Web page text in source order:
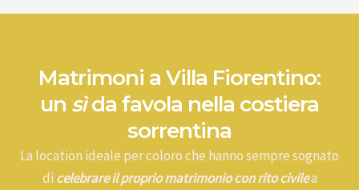
Matrimoni a Villa Fiorentino:
un sìda favola nella costiera
sorrentina
La location ideale per coloro che hanno sempre sognato
di celebrare il proprio matrimonio con rito civilea